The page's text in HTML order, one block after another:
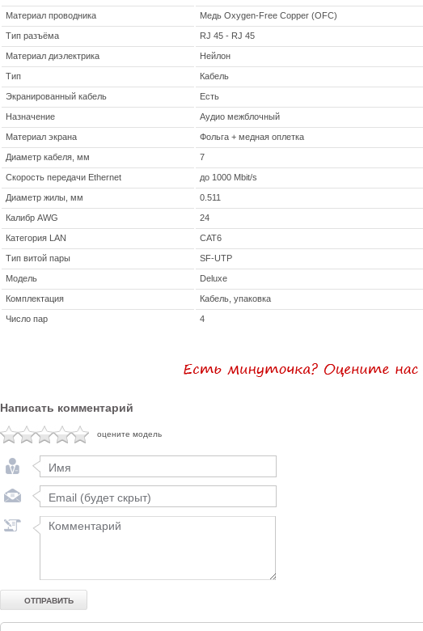
Материал проводника Медь Oxygen-Free Copper (OFC)
Тип разъёма RJ 45 - RJ 45
Материал диэлектрика Нейлон
Тип Кабель
Экранированный кабель Есть
Назначение Аудио межблочный
Материал экрана Фольга + медная оплетка
Диаметр кабеля, мм 7
Скорость передачи Ethernet до 1000 Mbit/s
Диаметр жилы, мм 0.511
Калибр AWG 24
Категория LAN CAT6
Тип витой пары SF-UTP
Модель Deluxe
Комплектация Кабель, упаковка
Число пар 4
Написать комментарий
оцените модель